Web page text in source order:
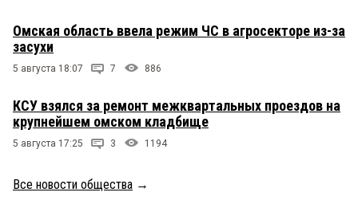
Омская область ввела режим ЧС в агросекторе из-за
засухи
5 августа 18:07 7 886
КСУ взялся за ремонт межквартальных проездов на
крупнейшем омском кладбище
5 августа 17:25 3 1194
Все новости общества →